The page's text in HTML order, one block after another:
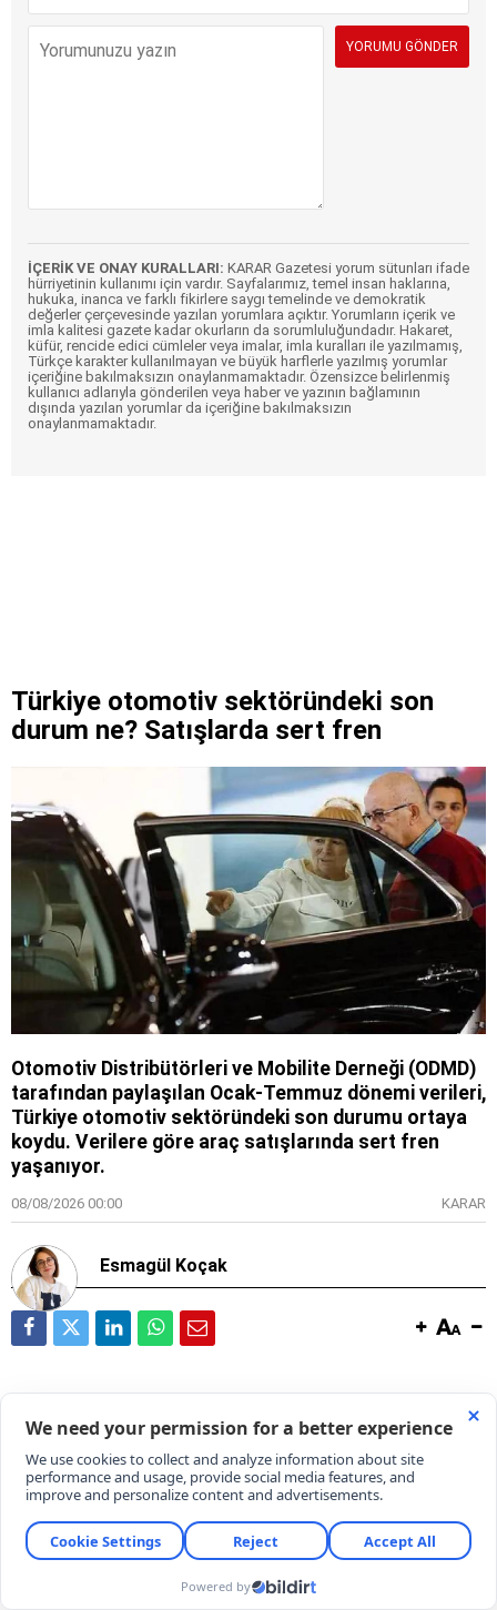
İÇERİK VE ONAY KURALLARI: KARAR Gazetesi yorum sütunları ifade
hürriyetinin kullanımı için vardır. Sayfalarımız, temel insan haklarına,
hukuka, inanca ve farklı fikirlere saygı temelinde ve demokratik
değerler çerçevesinde yazılan yorumlara açıktır. Yorumların içerik ve
imla kalitesi gazete kadar okurların da sorumluluğundadır. Hakaret,
küfür, rencide edici cümleler veya imalar, imla kuralları ile yazılmamış,
Türkçe karakter kullanılmayan ve büyük harflerle yazılmış yorumlar
içeriğine bakılmaksızın onaylanmamaktadır. Özensizce belirlenmiş
kullanıcı adlarıyla gönderilen veya haber ve yazının bağlamının
dışında yazılan yorumlar da içeriğine bakılmaksızın
onaylanmamaktadır.
Türkiye otomotiv sektöründeki son
durum ne? Satışlarda sert fren
Otomotiv Distribütörleri ve Mobilite Derneği (ODMD)
tarafından paylaşılan Ocak-Temmuz dönemi verileri,
Türkiye otomotiv sektöründeki son durumu ortaya
koydu. Verilere göre araç satışlarında sert fren
yaşanıyor.
08/08/2026 00:00 KARAR
Esmagül Koçak